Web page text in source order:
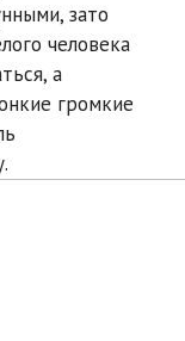
зато
человека
а
громкие